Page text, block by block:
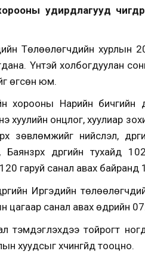
удирдлагууд
Төлөөлөгчдийн
Үүнтэй холбогдуулан
өгсөн юм.
хорооны Нарийн бичгийн
хуулийн онцлог, хуулиар
зөвлөмжийг нийслэл,
Баянзүрх дүүргийн
120 гаруй санал авах
Иргэдийн
цагаар санал авах өдрийн
тэмдэглэхдээ тойрогт
хуудсыг хүчингүйд тооцно.